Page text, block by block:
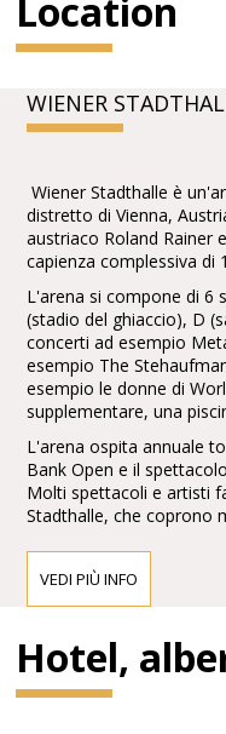
Location
WIENER
Wiener Stadthalle è
distretto di Vienna,
austriaco Roland Rainer
capienza complessiva di
L'arena si compone di 6
(stadio del ghiaccio), D
concerti ad esempio
esempio The
esempio le donne di
supplementare, una
L'arena ospita annuale
Bank Open e il
Molti spettacoli e artisti
Stadthalle, che coprono
VEDI PIÙ INFO
Hotel,